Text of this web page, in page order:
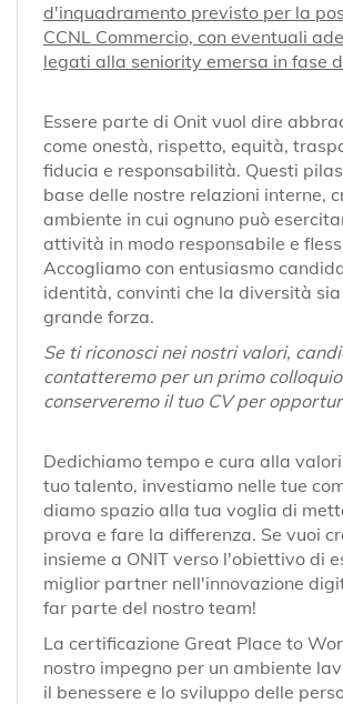
d'inquadramento previsto per la
CCNL Commercio, con eventuali
legati alla seniority emersa in fase
Essere parte di Onit vuol dire
come onestà, rispetto, equità,
fiducia e responsabilità. Questi
base delle nostre relazioni interne,
ambiente in cui ognuno può
attività in modo responsabile e
Accogliamo con entusiasmo
identità, convinti che la diversità
grande forza.
Se ti riconosci nei nostri valori,
contatteremo per un primo
conserveremo il tuo CV per
Dedichiamo tempo e cura alla
tuo talento, investiamo nelle tue
diamo spazio alla tua voglia di
prova e fare la differenza. Se vuoi
insieme a ONIT verso l'obiettivo di
miglior partner nell'innovazione
far parte del nostro team!
La certificazione Great Place to
nostro impegno per un ambiente
il benessere e lo sviluppo delle